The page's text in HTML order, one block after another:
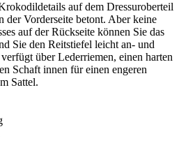
auf dem Dressuroberteil
der Vorderseite betont. Aber keine
auf der Rückseite können Sie das
Sie den Reitstiefel leicht an- und
über Lederriemen, einen harten
Schaft innen für einen engeren
Sattel.